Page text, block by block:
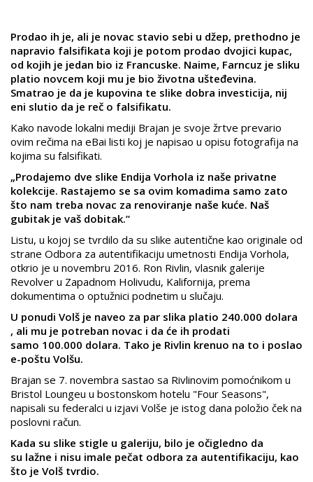
Prodao ih je, ali je novac stavio sebi u džep, prethodno je
napravio falsifikata koji je potom prodao dvojici kupac,
od kojih je jedan bio iz Francuske. Naime, Farncuz je sliku
platio novcem koji mu je bio životna ušteđevina.
Smatrao je da je kupovina te slike dobra investicija, nij
eni slutio da je reč o falsifikatu.
Kako navode lokalni mediji Brajan je svoje žrtve prevario
ovim rečima na eBai listi koj je napisao u opisu fotografija na
kojima su falsifikati.
„Prodajemo dve slike Endija Vorhola iz naše privatne
kolekcije. Rastajemo se sa ovim komadima samo zato
što nam treba novac za renoviranje naše kuće. Naš
gubitak je vaš dobitak.”
Listu, u kojoj se tvrdilo da su slike autentične kao originale od
strane Odbora za autentifikaciju umetnosti Endija Vorhola,
otkrio je u novembru 2016. Ron Rivlin, vlasnik galerije
Revolver u Zapadnom Holivudu, Kalifornija, prema
dokumentima o optužnici podnetim u slučaju.
U ponudi Volš je naveo za par slika platio 240.000 dolara
, ali mu je potreban novac i da će ih prodati
samo 100.000 dolara. Tako je Rivlin krenuo na to i poslao
e-poštu Volšu.
Brajan se 7. novembra sastao sa Rivlinovim pomoćnikom u
Bristol Loungeu u bostonskom hotelu "Four Seasons",
napisali su federalci u izjavi Volše je istog dana položio ček na
poslovni račun.
Kada su slike stigle u galeriju, bilo je očigledno da
su lažne i nisu imale pečat odbora za autentifikaciju, kao
što je Volš tvrdio.